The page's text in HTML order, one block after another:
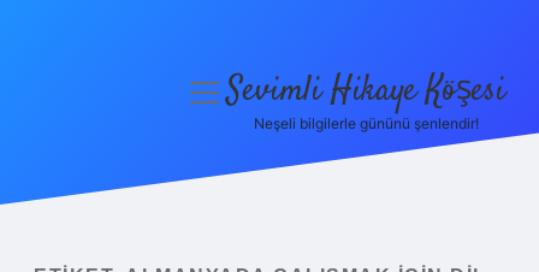
menüyüSevimli Hikaye Köşesi
Neşeli bilgilerle gününü şenlendir!